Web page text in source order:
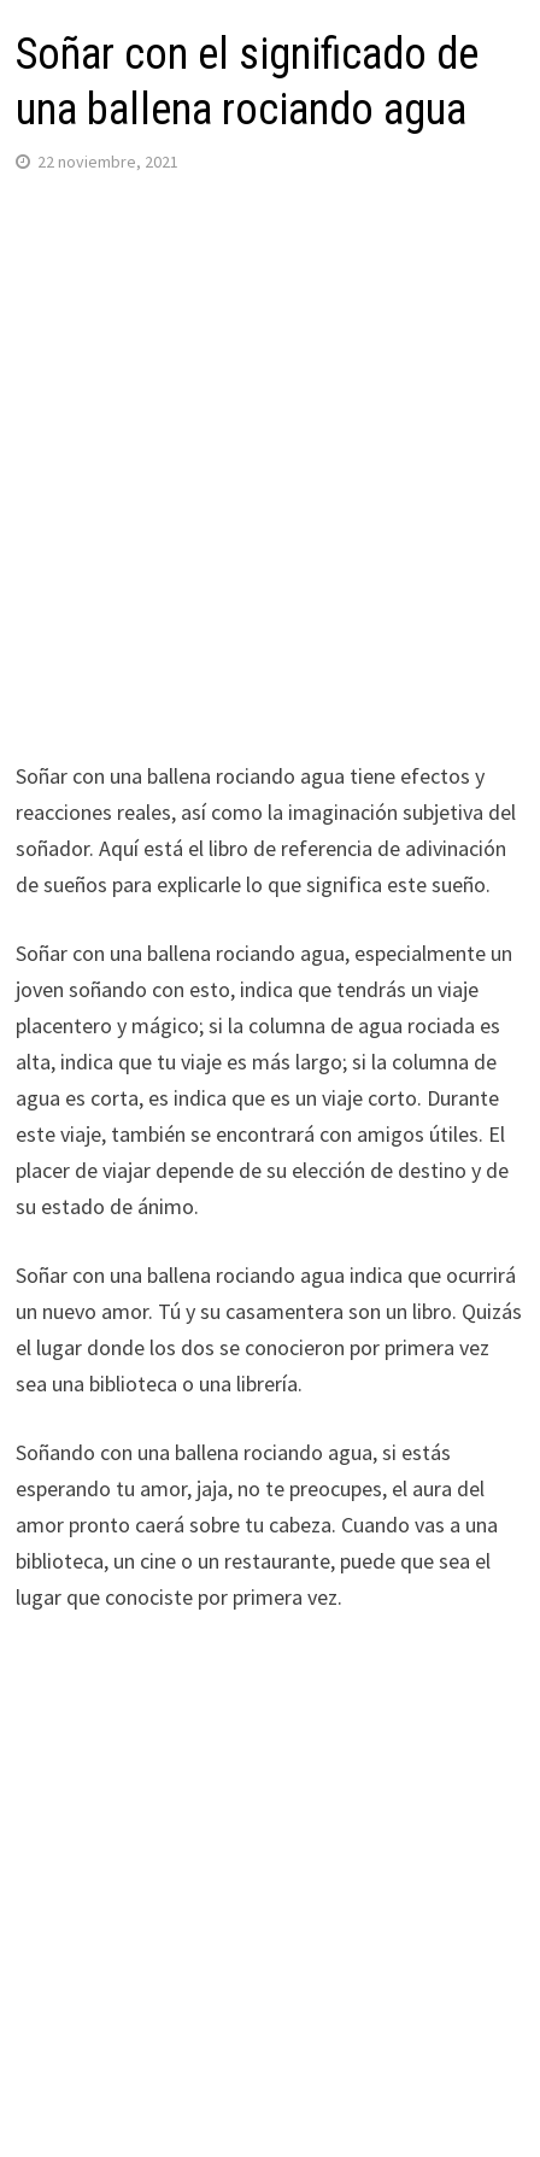
Soñar con el significado de
una ballena rociando agua
22 noviembre, 2021
Soñar con una ballena rociando agua tiene efectos y
reacciones reales, así como la imaginación subjetiva del
soñador. Aquí está el libro de referencia de adivinación
de sueños para explicarle lo que significa este sueño.
Soñar con una ballena rociando agua, especialmente un
joven soñando con esto, indica que tendrás un viaje
placentero y mágico; si la columna de agua rociada es
alta, indica que tu viaje es más largo; si la columna de
agua es corta, es indica que es un viaje corto. Durante
este viaje, también se encontrará con amigos útiles. El
placer de viajar depende de su elección de destino y de
su estado de ánimo.
Soñar con una ballena rociando agua indica que ocurrirá
un nuevo amor. Tú y su casamentera son un libro. Quizás
el lugar donde los dos se conocieron por primera vez
sea una biblioteca o una librería.
Soñando con una ballena rociando agua, si estás
esperando tu amor, jaja, no te preocupes, el aura del
amor pronto caerá sobre tu cabeza. Cuando vas a una
biblioteca, un cine o un restaurante, puede que sea el
lugar que conociste por primera vez.